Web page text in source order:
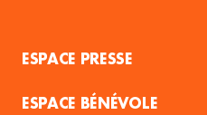
ESPACE PRESSE
ESPACE BÉNÉVOLE